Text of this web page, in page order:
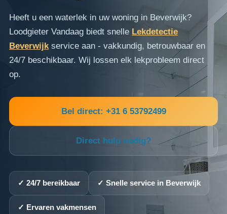
Heeft u een waterlek in uw woning in Beverwijk?
Loodgieter Vandaag biedt snelle Lekdetectie
Beverwijkservice aan - vakkundig, betrouwbaar en
24/7 beschikbaar. Wij lossen elk lekprobleem direct
op.
Bel direct: +31 6 53792499
Direct hulp nodig?
✓ 24/7 bereikbaar ✓ Snelle service in Beverwijk
✓ Ervaren vakmensen